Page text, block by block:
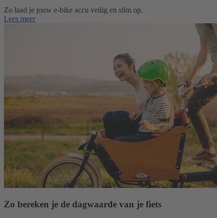
Zo laad je jouw e‑bike accu veilig en slim op.
Lees meer
Zo bereken je de dagwaarde van je fiets